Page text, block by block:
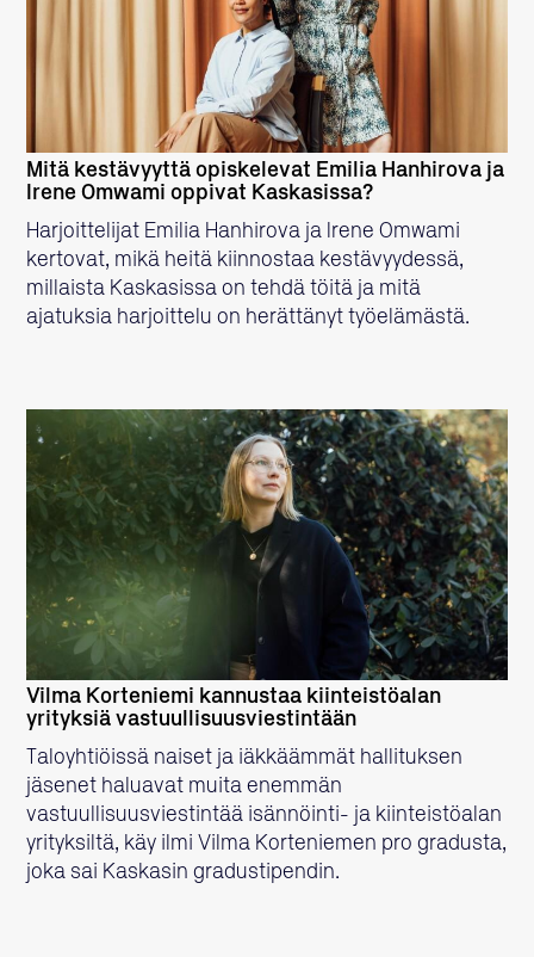
LUE LISÄÄ
Mitä kestävyyttä opiskelevat Emilia Hanhirova ja
Irene Omwami oppivat Kaskasissa?
Harjoittelijat Emilia Hanhirova ja Irene Omwami
kertovat, mikä heitä kiinnostaa kestävyydessä,
millaista Kaskasissa on tehdä töitä ja mitä
ajatuksia harjoittelu on herättänyt työelämästä.
LUE LISÄÄ
Vilma Korteniemi kannustaa kiinteistöalan
yrityksiä vastuullisuusviestintään
Taloyhtiöissä naiset ja iäkkäämmät hallituksen
jäsenet haluavat muita enemmän
vastuullisuusviestintää isännöinti- ja kiinteistöalan
yrityksiltä, käy ilmi Vilma Korteniemen pro gradusta,
joka sai Kaskasin gradustipendin.